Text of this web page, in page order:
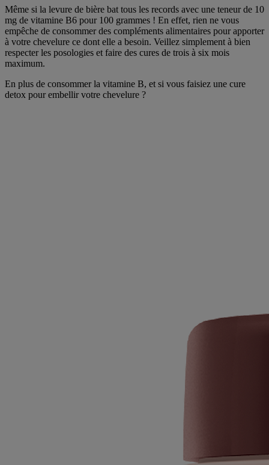
Même si la levure de bière bat tous les records avec une teneur de 10
mg de vitamine B6 pour 100 grammes ! En effet, rien ne vous
empêche de consommer des compléments alimentaires pour apporter
à votre chevelure ce dont elle a besoin. Veillez simplement à bien
respecter les posologies et faire des cures de trois à six mois
maximum.
En plus de consommer la vitamine B, et si vous faisiez une cure
detox pour embellir votre chevelure ?